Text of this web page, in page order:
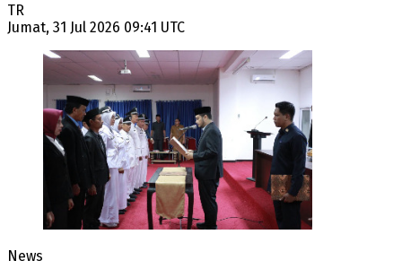
TR
Jumat, 31 Jul 2026 09:41 UTC
News